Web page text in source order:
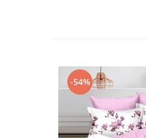
-54%